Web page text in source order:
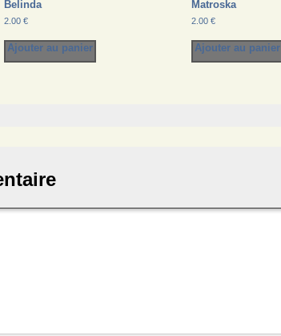
Belinda
2.00 €
Ajouter au panier
Matroska
2.00€
Ajouter au panier